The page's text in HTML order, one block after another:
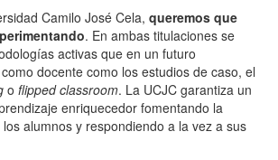
Camilo José Cela, queremos que
. En ambas titulaciones se
activas que en un futuro
docente como los estudios de caso, el
o flipped classroom. La UCJC garantiza un
enriquecedor fomentando la
alumnos y respondiendo a la vez a sus